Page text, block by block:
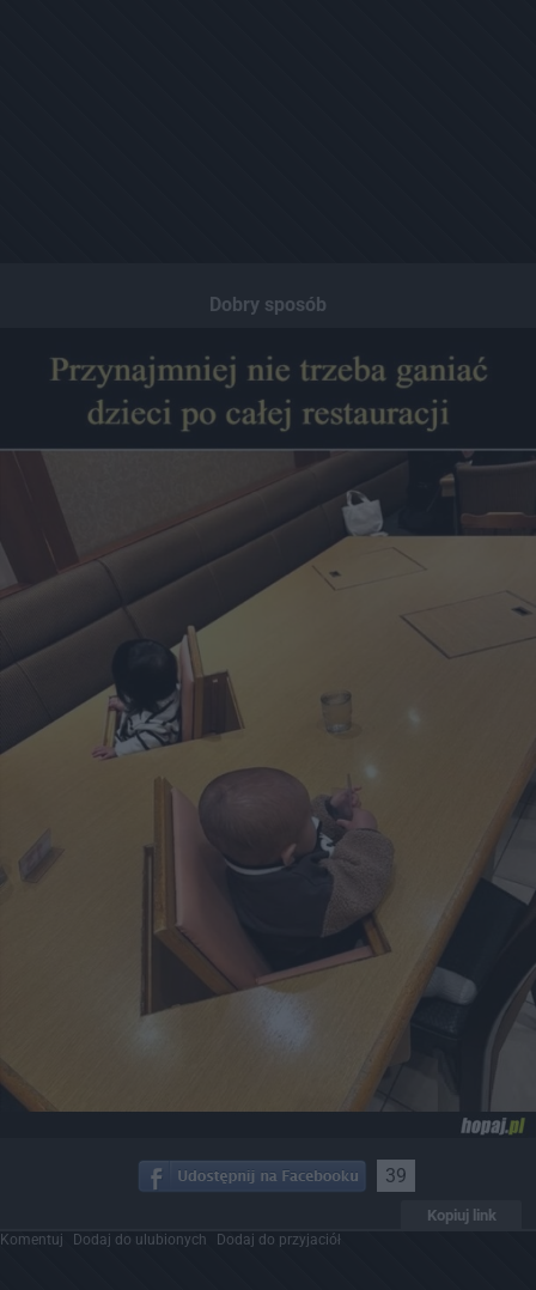
Dobry sposób
39
Kopiuj link
Komentuj Dodaj do ulubionych Dodaj do przyjaciół